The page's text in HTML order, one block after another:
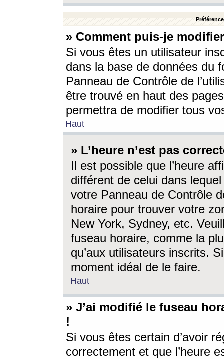
» Comment puis-je
Si vous êtes un utilisateur
dans la base de données du
Panneau de Contrôle de
être trouvé en haut des
permettra de modifier tous
Haut
» L’heure n’est pas
Il est possible que l’heure
différent de celui dans
votre Panneau de Contrôle
horaire pour trouver votre
New York, Sydney, etc.
fuseau horaire, comme la
qu’aux utilisateurs inscrits.
moment idéal de le faire.
Haut
» J’ai modifié le fuseau
!
Si vous êtes certain d’avoir
correctement et que l’heure